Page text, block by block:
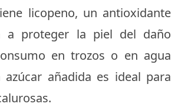
licopeno, un antioxidante
a proteger la piel del daño
en trozos o en agua
añadida es ideal para